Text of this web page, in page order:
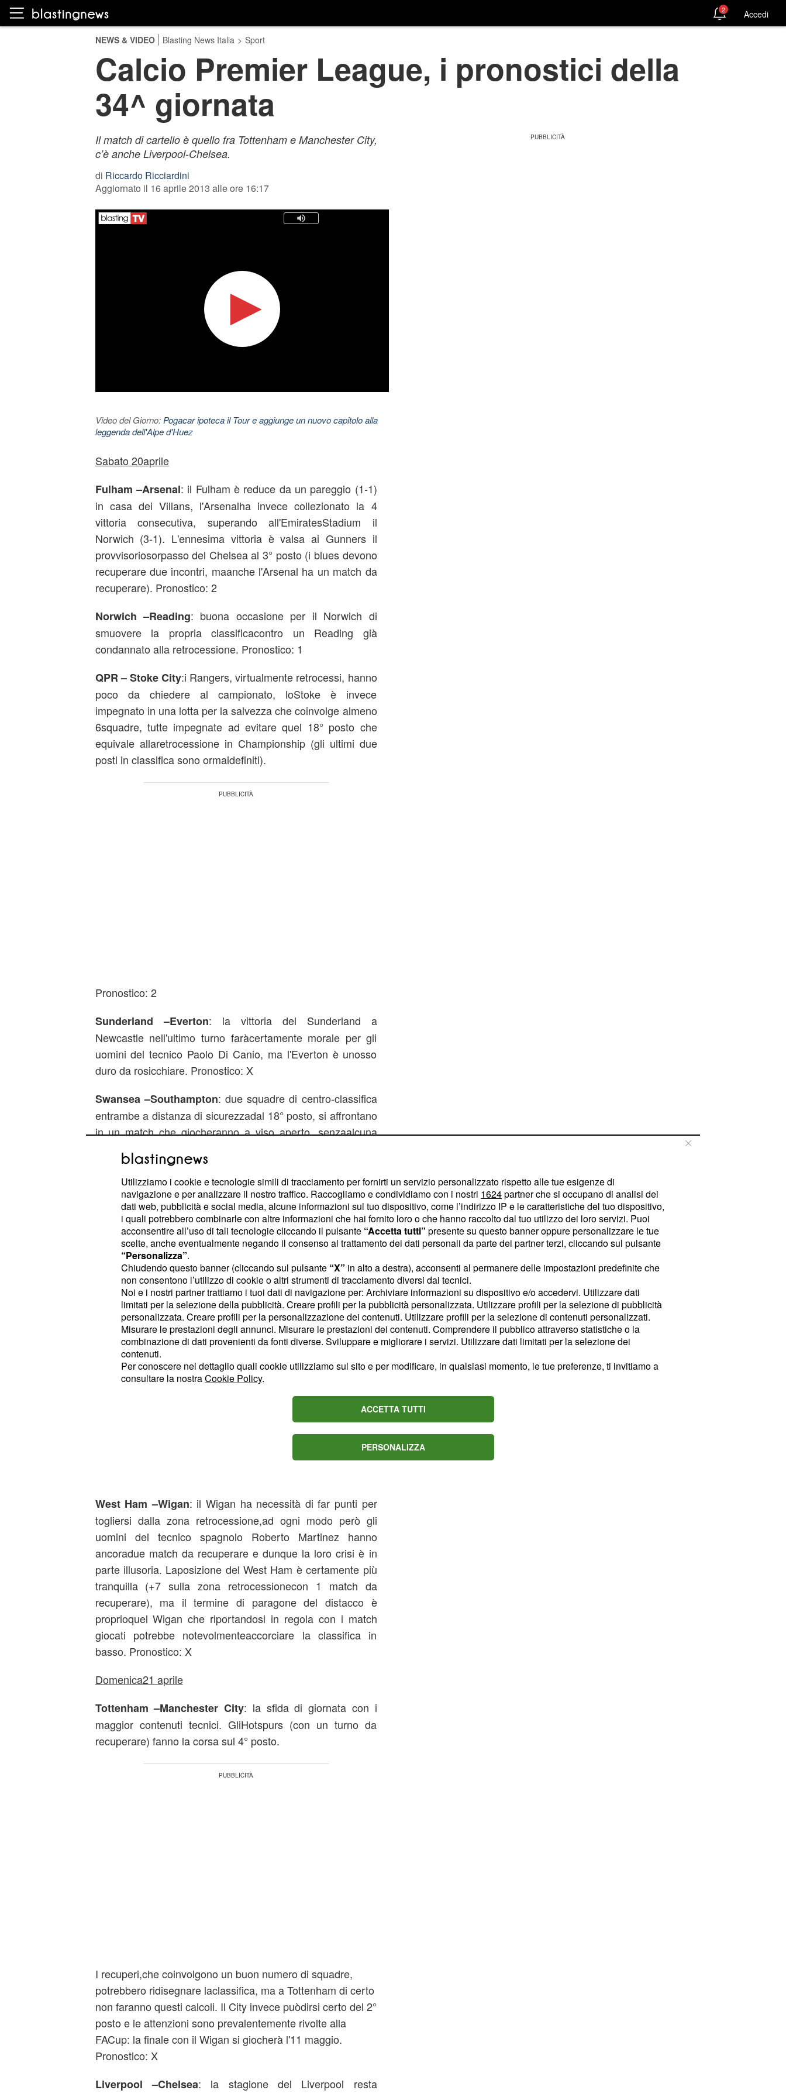
2 Accedi
NEWS & VIDEO Blasting News Italia > Sport
Calcio Premier League, i pronostici della
34^ giornata
Il match di cartello è quello fra Tottenham e Manchester City,
c’è anche Liverpool-Chelsea.
di Riccardo Ricciardini
Aggiornato il 16 aprile 2013 alle ore 16:17
Video del Giorno: Pogacar ipoteca il Tour e aggiunge un nuovo capitolo alla
leggenda dell'Alpe d'Huez
Sabato 20aprile
Fulham –Arsenal: il Fulham è reduce da un pareggio (1-1)
in casa dei Villans, l'Arsenalha invece collezionato la 4
vittoria consecutiva, superando all'EmiratesStadium il
Norwich (3-1). L'ennesima vittoria è valsa ai Gunners il
provvisoriosorpasso del Chelsea al 3° posto (i blues devono
recuperare due incontri, maanche l'Arsenal ha un match da
recuperare). Pronostico: 2
Norwich –Reading: buona occasione per il Norwich di
smuovere la propria classificacontro un Reading già
condannato alla retrocessione. Pronostico: 1
QPR – Stoke City:i Rangers, virtualmente retrocessi, hanno
poco da chiedere al campionato, loStoke è invece
impegnato in una lotta per la salvezza che coinvolge almeno
6squadre, tutte impegnate ad evitare quel 18° posto che
equivale allaretrocessione in Championship (gli ultimi due
posti in classifica sono ormaidefiniti).
Pronostico: 2
Sunderland –Everton: la vittoria del Sunderland a
Newcastle nell'ultimo turno faràcertamente morale per gli
uomini del tecnico Paolo Di Canio, ma l'Everton è unosso
duro da rosicchiare. Pronostico: X
Swansea –Southampton: due squadre di centro-classifica
entrambe a distanza di sicurezzadal 18° posto, si affrontano
in un match che giocheranno a viso aperto, senzaalcuna
WestBromwich – Newcastle : opportunità di riscatto per il
WBA dopo tre turni in cuiha raccolto solo la miseria di un
punto. A Newcastle devono stare attenti perchéun altro
passo falso potrebbe risucchiarli nel vortice della bassa
classificache porta diretti in Championship.
West Ham –Wigan: il Wigan ha necessità di far punti per
togliersi dalla zona retrocessione,ad ogni modo però gli
uomini del tecnico spagnolo Roberto Martinez hanno
ancoradue match da recuperare e dunque la loro crisi è in
parte illusoria. Laposizione del West Ham è certamente più
tranquilla (+7 sulla zona retrocessionecon 1 match da
recuperare), ma il termine di paragone del distacco è
proprioquel Wigan che riportandosi in regola con i match
giocati potrebbe notevolmenteaccorciare la classifica in
basso. Pronostico: X
Domenica21 aprile
Tottenham –Manchester City: la sfida di giornata con i
maggior contenuti tecnici. GliHotspurs (con un turno da
recuperare) fanno la corsa sul 4° posto.
I recuperi,che coinvolgono un buon numero di squadre,
potrebbero ridisegnare laclassifica, ma a Tottenham di certo
non faranno questi calcoli. Il City invece puòdirsi certo del 2°
posto e le attenzioni sono prevalentemente rivolte alla
FACup: la finale con il Wigan si giocherà l'11 maggio.
Pronostico: X
Liverpool –Chelsea: la stagione del Liverpool resta
Utilizziamo i cookie e tecnologie simili di tracciamento per fornirti un servizio personalizzato rispetto alle tue esigenze di
navigazione e per analizzare il nostro traffico. Raccogliamo e condividiamo con i nostri 1624partner che si occupano di analisi dei
dati web, pubblicità e social media, alcune informazioni sul tuo dispositivo, come l’indirizzo IP e le caratteristiche del tuo dispositivo,
i quali potrebbero combinarle con altre informazioni che hai fornito loro o che hanno raccolto dal tuo utilizzo dei loro servizi. Puoi
acconsentire all’uso di tali tecnologie cliccando il pulsante “Accetta tutti” presente su questo banner oppure personalizzare le tue
scelte, anche eventualmente negando il consenso al trattamento dei dati personali da parte dei partner terzi, cliccando sul pulsante
“Personalizza”.
Chiudendo questo banner (cliccando sul pulsante “X” in alto a destra), acconsenti al permanere delle impostazioni predefinite che
non consentono l’utilizzo di cookie o altri strumenti di tracciamento diversi dai tecnici.
Noi e i nostri partner trattiamo i tuoi dati di navigazione per: Archiviare informazioni su dispositivo e/o accedervi. Utilizzare dati
limitati per la selezione della pubblicità. Creare profili per la pubblicità personalizzata. Utilizzare profili per la selezione di pubblicità
personalizzata. Creare profili per la personalizzazione dei contenuti. Utilizzare profili per la selezione di contenuti personalizzati.
Misurare le prestazioni degli annunci. Misurare le prestazioni dei contenuti. Comprendere il pubblico attraverso statistiche o la
combinazione di dati provenienti da fonti diverse. Sviluppare e migliorare i servizi. Utilizzare dati limitati per la selezione dei
contenuti.
Per conoscere nel dettaglio quali cookie utilizziamo sul sito e per modificare, in qualsiasi momento, le tue preferenze, ti invitiamo a
consultare la nostraCookie Policy.
ACCETTA TUTTI
PERSONALIZZA